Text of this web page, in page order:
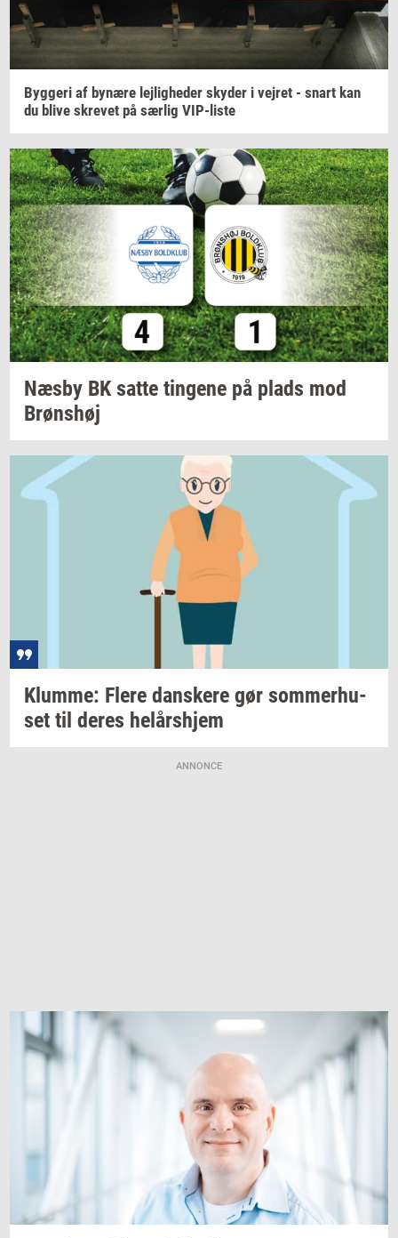
Byg­ge­ri af by­næ­re lej­lig­he­der sky­der i vej­ret - snart kan
du blive skre­vet på sær­lig VIP-​liste
Næsby BK satte tin­ge­ne på plads mod
Brøns­høj
Klum­me: Flere dan­ske­re gør som­mer­hu­
set til deres helårs­hjem
ANNONCE